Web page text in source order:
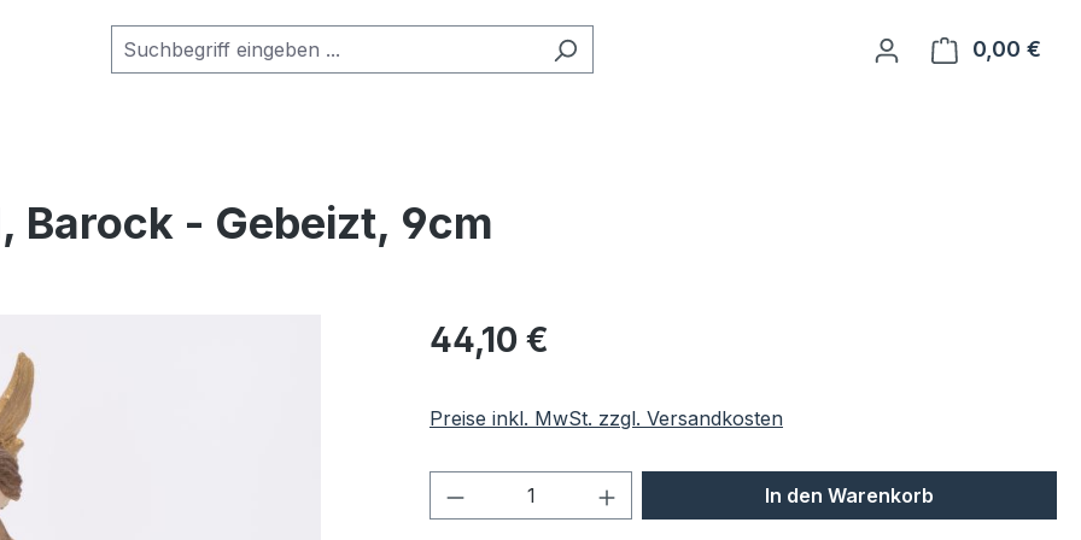
0,00 €
Barock - Gebeizt, 9cm
Regulärer Preis:
44,10 €
Preise inkl. MwSt. zzgl. Versandkosten
Produkt Anzahl: Gib den gewünschten Wert
In den Warenkorb